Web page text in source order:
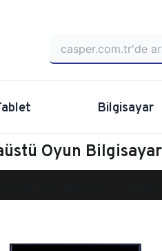
Bilgisayar
Oyun